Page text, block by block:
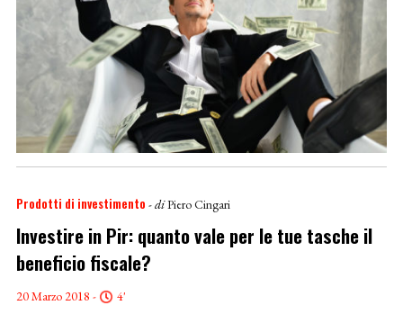
Prodotti di investimento - diPiero Cingari
Investire in Pir: quanto vale per le tue tasche il
beneficio fiscale?
20 Marzo 2018 - 4'